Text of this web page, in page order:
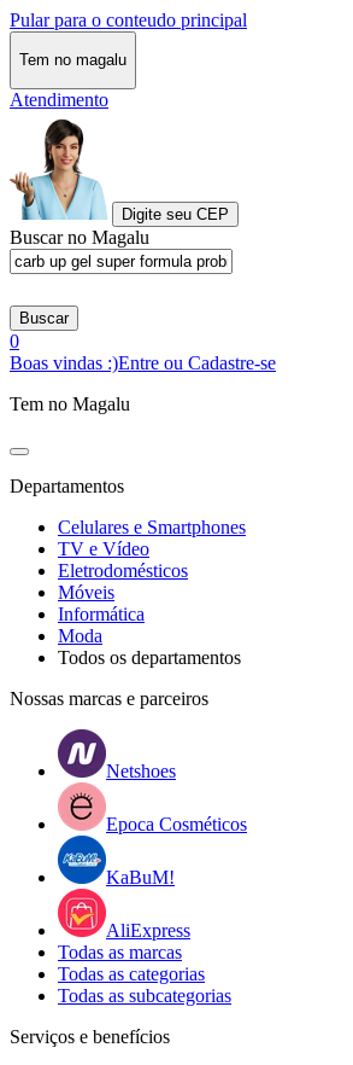
Pular para o conteudo principal
Tem no magalu
Atendimento
Digite seu CEP
Buscar no Magalu
Buscar
0
Boas vindas :)Entre ou Cadastre-se
Tem no Magalu
Departamentos
Celulares e Smartphones
TV e Vídeo
Eletrodomésticos
Móveis
Informática
Moda
Todos os departamentos
Nossas marcas e parceiros
Netshoes
Epoca Cosméticos
KaBuM!
AliExpress
Todas as marcas
Todas as categorias
Todas as subcategorias
Serviços e benefícios